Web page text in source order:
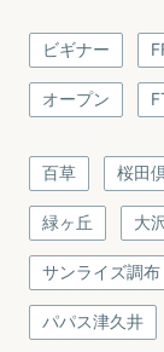
ビギナー
オープン
百草 桜田
緑ヶ丘 大
サンライズ調布
パパス津久井